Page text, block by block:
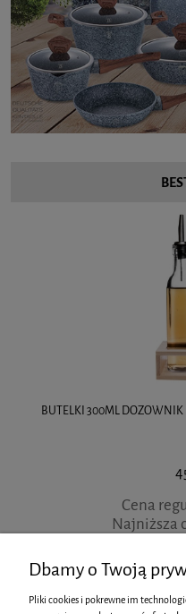
BUTELKI 300ML DOZOWNIK
Cena
Najniższa
Dbamy o Twoją
Pliki cookies i pokrewne im